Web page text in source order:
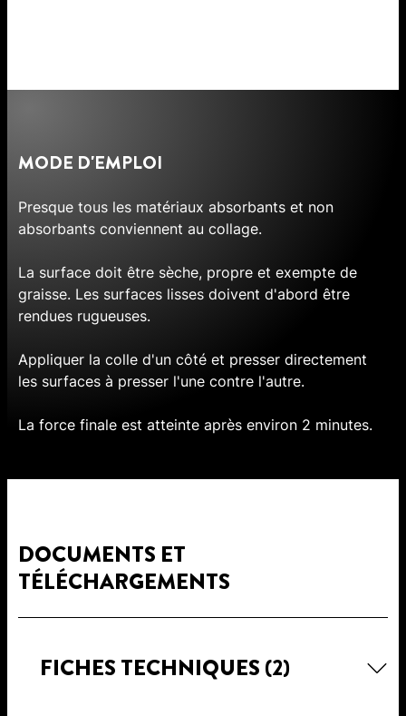
MODE D'EMPLOI
Presque tous les matériaux absorbants et non
absorbants conviennent au collage.
La surface doit être sèche, propre et exempte de
graisse. Les surfaces lisses doivent d'abord être
rendues rugueuses.
Appliquer la colle d'un côté et presser directement
les surfaces à presser l'une contre l'autre.
La force finale est atteinte après environ 2 minutes.
DOCUMENTS ET
TÉLÉCHARGEMENTS
FICHES TECHNIQUES (2)